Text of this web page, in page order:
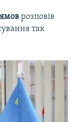
розповів
так